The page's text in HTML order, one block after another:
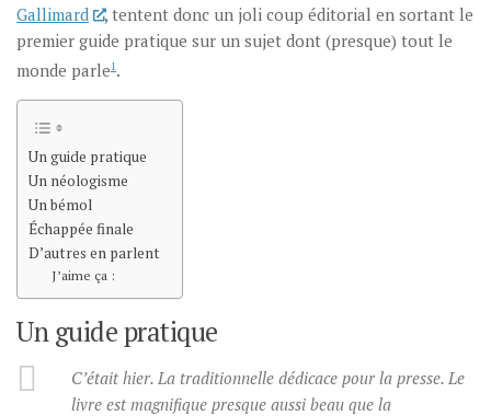
Gallimard
, tentent donc un joli coup éditorial en sortant le
premier guide pratique sur un sujet dont (presque) tout le
monde parle1.
Un guide pratique
Un néologisme
Un bémol
Échappée finale
D’autres en parlent
J’aime ça :
Un guide pratique
C’était hier. La traditionnelle dédicace pour la presse. Le
livre est magnifique presque aussi beau que la